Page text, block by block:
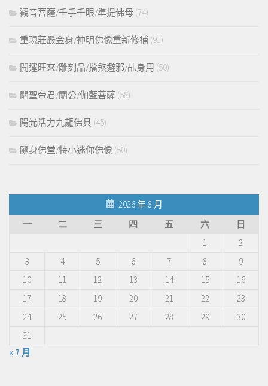
觀音菩薩/千手千眼/準提佛母 (74)
重現莊嚴金身/神明佛像重新修補 (91)
開運旺來/雕刻品/擋煞避邪/乩身用 (50)
關聖帝君/關公/伽藍菩薩 (58)
陽光活力九龍佛具 (45)
隨身佛堂/特小迷你佛像 (50)
2026 年 8 月
一
二 三 四 五 六
日
1
2
3
4 5 6 7 8
9
10
11 12 13 14 15
16
17
18 19 20 21 22
23
24
25 26 27 28 29
30
31
« 7 月